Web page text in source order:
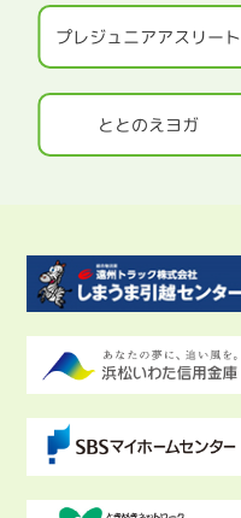
プレジュニアアスリート
ととのえヨガ